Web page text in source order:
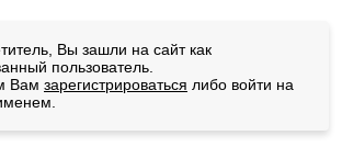
Вы зашли на сайт как
пользователь.
Вам зарегистрироваться либо войти на